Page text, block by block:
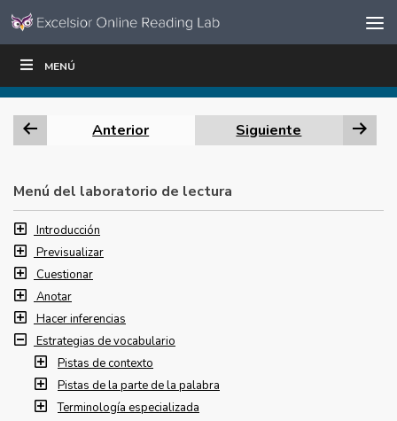
Ir al contenido
navegación
MENÚ
ESCRIBIR
Anterior Siguiente
Menú del laboratorio de lectura
Introducción
Previsualizar
Cuestionar
Anotar
Hacer inferencias
Estrategias de vocabulario
Pistas de contexto
Pistas de la parte de la palabra
Terminología especializada